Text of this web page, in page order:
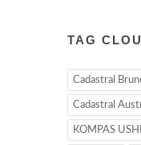
TAG
Cadastral
Cadastral
KOMPAS